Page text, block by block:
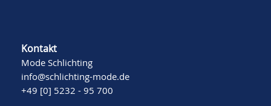
Kontakt
Mode Schlichting
info@schlichting-mode.de
+49 [0] 5232 - 95 700